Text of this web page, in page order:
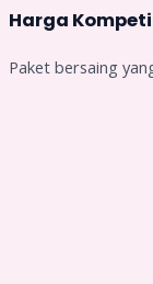
Harga
Paket bersaing